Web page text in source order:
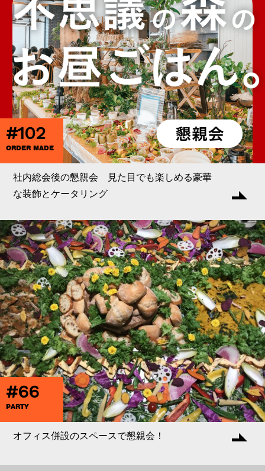
#102
ORDER MADE
社内総会後の懇親会 見た目でも楽しめる豪華
な装飾とケータリング
#66
PARTY
オフィス併設のスペースで懇親会！